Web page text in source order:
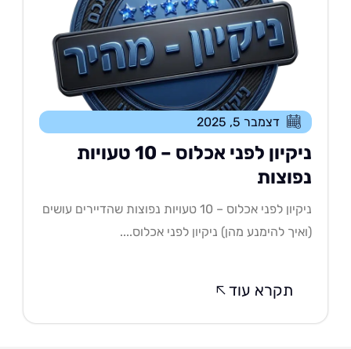
דצמבר 5, 2025
ניקיון לפני אכלוס – 10 טעויות
ניקיון לפני אכלוס – 10 טעויות נפוצות שהדיירים עושים
להימנע מהן) ניקיון לפני אכלוס....
תקרא עוד